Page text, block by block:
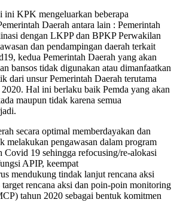
ini KPK mengeluarkan beberapa
Daerah antara lain : Pemerintah
dengan LKPP dan BPKP Perwakilan
dan pendampingan daerah terkait
kedua Pemerintah Daerah yang akan
bansos tidak digunakan atau dimanfaatkan
dari unsur Pemerintah Daerah terutama
Hal ini berlaku baik Pemda yang akan
maupun tidak karena semua
secara optimal memberdayakan dan
melakukan pengawasan dalam program
Covid 19 sehingga refocusing/re-alokasi
APIP, keempat
mendukung tindak lanjut rencana aksi
rencana aksi dan poin-poin monitoring
tahun 2020 sebagai bentuk komitmen